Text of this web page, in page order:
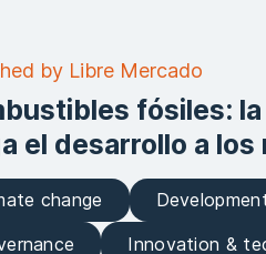
fósiles:
el desarrollo a los
by Libre Mercado
change
Innovation &